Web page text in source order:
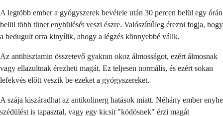
A legtöbb ember a gyógyszerek bevétele után 30 percen belül egy órán
belül több tünet enyhülését veszi észre. Valószínűleg érezni fogja, hogy
a bedugult orra kinyílik, ahogy a légzés könnyebbé válik.
Az antihisztamin összetevő gyakran okoz álmosságot, ezért álmosnak
vagy ellazultnak érezheti magát. Ez teljesen normális, és ezért sokan
lefekvés előtt veszik be ezeket a gyógyszereket.
A szája kiszáradhat az antikolinerg hatások miatt. Néhány ember enyhe
szédülést is tapasztal, vagy egy kicsit "ködösnek" érzi magát